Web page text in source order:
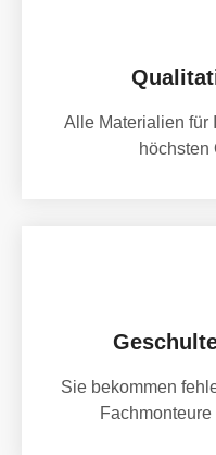
Alle Materialien für
höchsten
Sie bekommen